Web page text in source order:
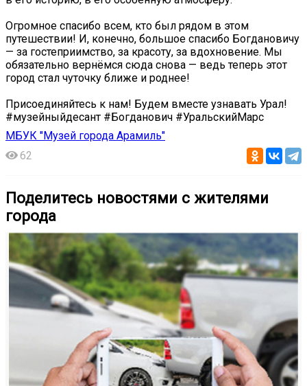
️Огромное спасибо всем, кто был рядом в этом
путешествии! И, конечно, большое спасибо Богдановичу
— за гостеприимство, за красоту, за вдохновение. Мы
обязательно вернёмся сюда снова — ведь теперь этот
город стал чуточку ближе и роднее!
Присоединяйтесь к нам! Будем вместе узнавать Урал!
#музейныйдесант #Богданович #УральскийМарс
МБУК "Музей города Арамиль"
62
Поделитесь новостями с жителями
города